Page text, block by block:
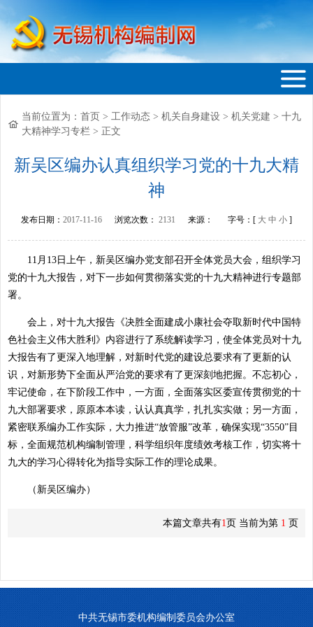
无锡机构编制网
当前位置为： 首页 > 工作动态 > 机关自身建设 > 机关党建 > 十九
大精神学习专栏 > 正文
新吴区编办认真组织学习党的十九大精
神
发布日期： 2017-11-16 浏览次数： 2131 来源： 字号：[ 大 中 小 ]
11月13日上午，新吴区编办党支部召开全体党员大会，组织学习
党的十九大报告，对下一步如何贯彻落实党的十九大精神进行专题部
署。
会上，对十九大报告《决胜全面建成小康社会夺取新时代中国特
色社会主义伟大胜利》内容进行了系统解读学习，使全体党员对十九
大报告有了更深入地理解，对新时代党的建设总要求有了更新的认
识，对新形势下全面从严治党的要求有了更深刻地把握。不忘初心，
牢记使命，在下阶段工作中，一方面，全面落实区委宣传贯彻党的十
九大部署要求，原原本本读，认认真真学，扎扎实实做；另一方面，
紧密联系编办工作实际，大力推进“放管服”改革，确保实现“3550”目
标，全面规范机构编制管理，科学组织年度绩效考核工作，切实将十
九大的学习心得转化为指导实际工作的理论成果。
（新吴区编办）
本篇文章共有1页 当前为第 1 页
中共无锡市委机构编制委员会办公室